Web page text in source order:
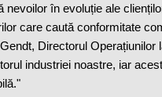
în evoluție ale
care caută conformitate
Directorul Operațiunilor
industriei noastre, iar